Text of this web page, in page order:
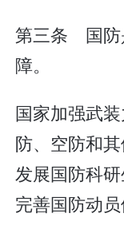
第三条 国防
障。
国家加强武
防、空防和
发展国防科
完善国防动员